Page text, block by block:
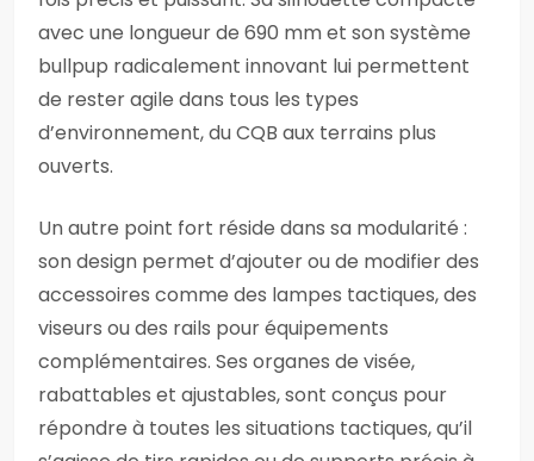
avec une longueur de 690 mm et son système
bullpup radicalement innovant lui permettent
de rester agile dans tous les types
d’environnement, du CQB aux terrains plus
ouverts.
Un autre point fort réside dans sa modularité :
son design permet d’ajouter ou de modifier des
accessoires comme des lampes tactiques, des
viseurs ou des rails pour équipements
complémentaires. Ses organes de visée,
rabattables et ajustables, sont conçus pour
répondre à toutes les situations tactiques, qu’il